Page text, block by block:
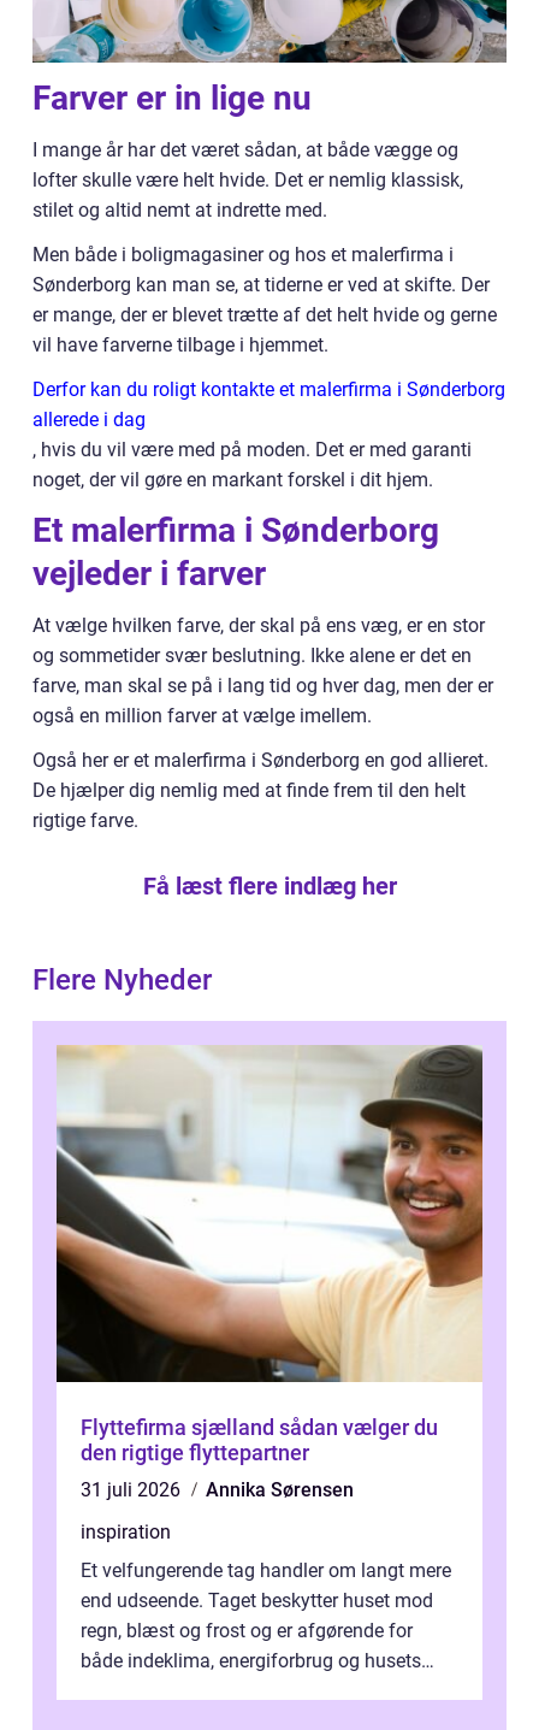
Farver er in lige nu
I mange år har det været sådan, at både vægge og
lofter skulle være helt hvide. Det er nemlig klassisk,
stilet og altid nemt at indrette med.
Men både i boligmagasiner og hos et malerfirma i
Sønderborg kan man se, at tiderne er ved at skifte. Der
er mange, der er blevet trætte af det helt hvide og gerne
vil have farverne tilbage i hjemmet.
Derfor kan du roligt kontakte et malerfirma i Sønderborg
allerede i dag
, hvis du vil være med på moden. Det er med garanti
noget, der vil gøre en markant forskel i dit hjem.
Et malerfirma i Sønderborg
vejleder i farver
At vælge hvilken farve, der skal på ens væg, er en stor
og sommetider svær beslutning. Ikke alene er det en
farve, man skal se på i lang tid og hver dag, men der er
også en million farver at vælge imellem.
Også her er et malerfirma i Sønderborg en god allieret.
De hjælper dig nemlig med at finde frem til den helt
rigtige farve.
Få læst flere indlæg her
Flere Nyheder
Flyttefirma sjælland sådan vælger du
den rigtige flyttepartner
31 juli 2026
Annika Sørensen
inspiration
Et velfungerende tag handler om langt mere
end udseende. Taget beskytter huset mod
regn, blæst og frost og er afgørende for
både indeklima, energiforbrug og husets